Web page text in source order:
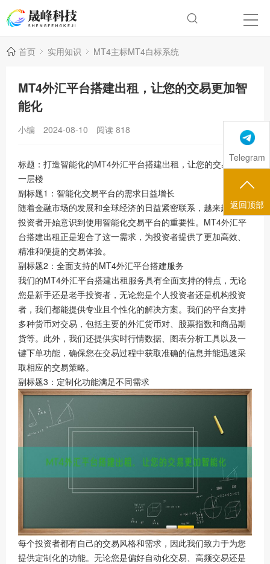
首页 实用知识 MT4主标MT4白标系统
MT4外汇平台搭建出租，让您的交易更加智
能化
小编 2024-08-10 阅读 818
标题：打造智能化的MT4外汇平台搭建出租，让您的交易更上
一层楼
副标题1：智能化交易平台的需求日益增长
随着金融市场的发展和全球经济的日益紧密联系，越来越多的
投资者开始意识到使用智能化交易平台的重要性。MT4外汇平
台搭建出租正是迎合了这一需求，为投资者提供了更加高效、
精准和便捷的交易体验。
副标题2：全面支持的MT4外汇平台搭建服务
我们的MT4外汇平台搭建出租服务具有全面支持的特点，无论
您是新手还是老手投资者，无论您是个人投资者还是机构投资
者，我们都能提供专业且个性化的解决方案。我们的平台支持
多种货币对交易，包括主要的外汇货币对、股票指数和商品期
货等。此外，我们还提供实时行情数据、图表分析工具以及一
键下单功能，确保您在交易过程中获取准确的信息并能迅速采
取相应的交易策略。
副标题3：定制化功能满足不同需求
每个投资者都有自己的交易风格和需求，因此我们致力于为您
提供定制化的功能。无论您是偏好自动化交易、高频交易还是
Telegram
返回顶部